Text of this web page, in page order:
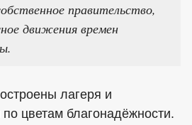
правительство,
движения времен
лагеря и
цветам благонадёжности.